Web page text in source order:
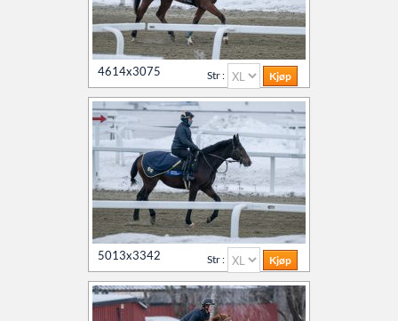
4614x3075 Str :
5013x3342 Str :